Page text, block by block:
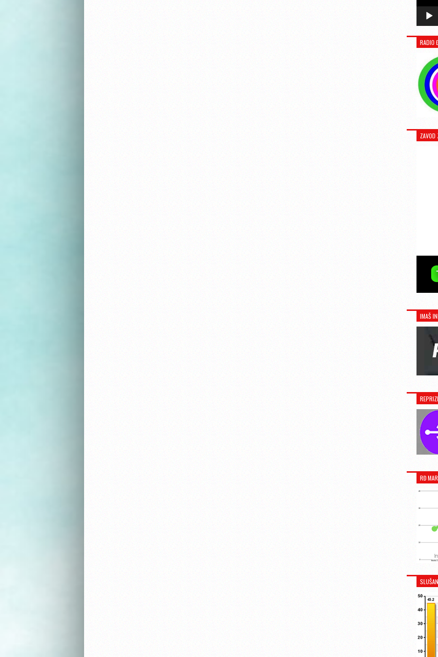
RADIO
ZAVOD
IMAŠ
RĐ